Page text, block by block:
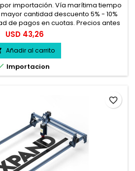
por importación. Vía marítima tiempo
cantidad descuento 5% - 10%
de pagos en cuotas. Precios antes
100% seguro.
Precio
USD 43,26
Añadir al carrito
Importacion
favorite_border